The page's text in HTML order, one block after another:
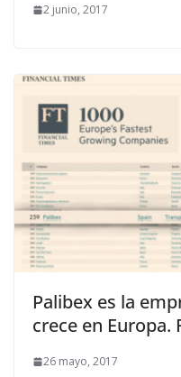
2 junio, 2017
Palibex es la
crece en Europa.
26 mayo, 2017